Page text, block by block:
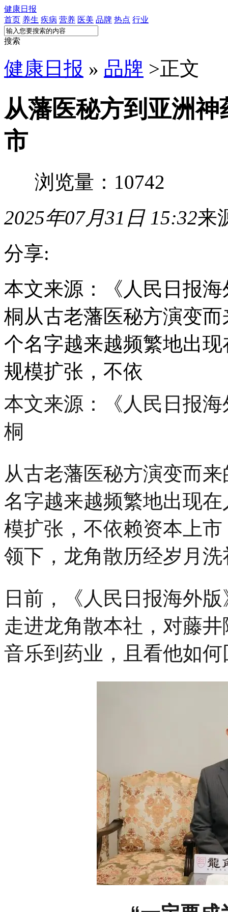
健康日报
首页 养生 疾病 营养 医美 品牌 热点 行业
搜索
健康日报 » 品牌 >正文
从藩医秘方到亚洲
市
浏览量：10742
2025年07月31日 15:32来
分享:
本文来源：《人民日报
桐从古老藩医秘方演变
个名字越来越频繁地出
规模扩张，不依
本文来源：《人民日报
桐
从古老藩医秘方演变而
名字越来越频繁地出现
模扩张，不依赖资本上
领下，龙角散历经岁月洗
日前，《人民日报海外
走进龙角散本社，对藤
音乐到药业，且看他如何